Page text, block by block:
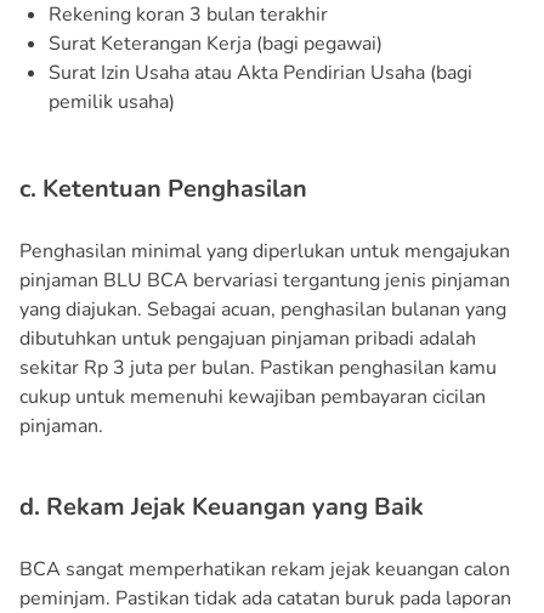
Rekening koran 3 bulan terakhir
Surat Keterangan Kerja (bagi pegawai)
Surat Izin Usaha atau Akta Pendirian Usaha (bagi
pemilik usaha)
c. Ketentuan Penghasilan
Penghasilan minimal yang diperlukan untuk mengajukan
pinjaman BLU BCA bervariasi tergantung jenis pinjaman
yang diajukan. Sebagai acuan, penghasilan bulanan yang
dibutuhkan untuk pengajuan pinjaman pribadi adalah
sekitar Rp 3 juta per bulan. Pastikan penghasilan kamu
cukup untuk memenuhi kewajiban pembayaran cicilan
pinjaman.
d. Rekam Jejak Keuangan yang Baik
BCA sangat memperhatikan rekam jejak keuangan calon
peminjam. Pastikan tidak ada catatan buruk pada laporan